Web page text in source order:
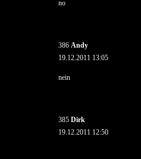
no
386 Andy
19.12.2011 13:05
nein
385 Dirk
19.12.2011 12:50